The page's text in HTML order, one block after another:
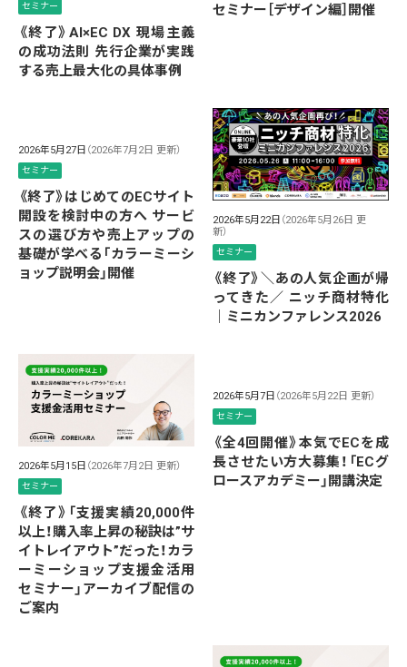
セミナー
《終了》AI×EC DX 現場主義
の成功法則 先行企業が実践
する売上最大化の具体事例
セミナー［デザイン編］開催
2026年5月27日 （2026年7月2日 更新）
セミナー
《終了》はじめてのECサイト
開設を検討中の方へ サービ
スの選び方や売上アップの
基礎が学べる「カラーミーシ
ョップ説明会」開催
2026年5月22日 （2026年5月26日 更
新）
セミナー
《終了》＼あの人気企画が帰
ってきた／ ニッチ商材特化
｜ミニカンファレンス2026
2026年5月15日 （2026年7月2日 更新）
セミナー
《終了》「支援実績20,000件
以上！購入率上昇の秘訣は”サ
イトレイアウト”だった！カラ
ーミーショップ支援金活用
セミナー」アーカイブ配信の
ご案内
2026年5月7日 （2026年5月22日 更新）
セミナー
《全4回開催》本気でECを成
長させたい方大募集！「ECグ
ロースアカデミー」開講決定